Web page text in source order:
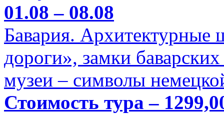
01.08 – 08.08
Бавария. Архитектурные
дороги», замки
музеи – символы
Стоимость тура –